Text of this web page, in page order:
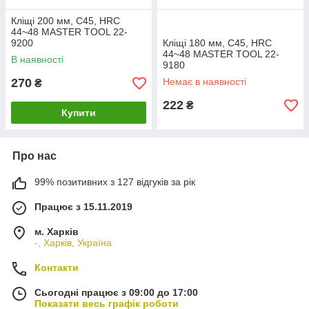
Кліщі 200 мм, C45, HRC
44~48 MASTER TOOL 22-
9200
В наявності
270 ₴
Купити
Кліщі 180 мм, C45, HRC
44~48 MASTER TOOL 22-
9180
Немає в наявності
222 ₴
Про нас
99% позитивних з 127 відгуків за рік
Працює з 15.11.2019
м. Харків
-, Харків, Україна
Контакти
Сьогодні працює з 09:00 до 17:00
Показати весь графік роботи